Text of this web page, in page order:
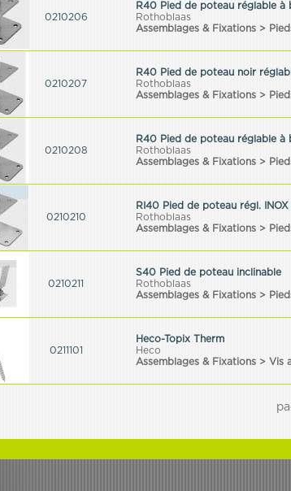
0210206
R40 Pied de poteau réglable à
Rothoblaas
Assemblages & Fixations >
0210207
R40 Pied de poteau noir
Rothoblaas
Assemblages & Fixations >
0210208
R40 Pied de poteau réglable à
Rothoblaas
Assemblages & Fixations >
0210210
RI40 Pied de poteau régl.
Rothoblaas
Assemblages & Fixations >
0210211
S40 Pied de poteau inclinable
Rothoblaas
Assemblages & Fixations >
0211101
Heco-Topix Therm
Heco
Assemblages & Fixations > Vis